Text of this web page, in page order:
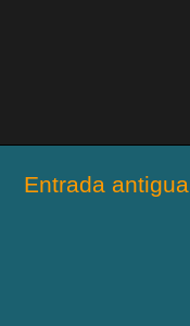
Entrada antigua